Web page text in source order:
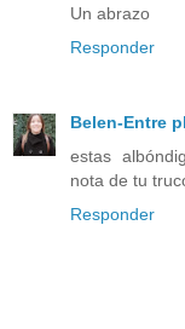
Un abrazo
Responder
Belen-Entre
estas
nota de tu
Responder